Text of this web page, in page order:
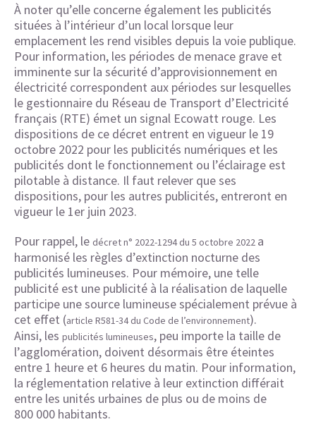
À noter qu’elle concerne également les publicités
situées à l’intérieur d’un local lorsque leur
emplacement les rend visibles depuis la voie publique.
Pour information, les périodes de menace grave et
imminente sur la sécurité d’approvisionnement en
électricité correspondent aux périodes sur lesquelles
le gestionnaire du Réseau de Transport d’Electricité
français (RTE) émet un signal Ecowatt rouge. Les
dispositions de ce décret entrent en vigueur le 19
octobre 2022 pour les publicités numériques et les
publicités dont le fonctionnement ou l’éclairage est
pilotable à distance. Il faut relever que ses
dispositions, pour les autres publicités, entreront en
vigueur le 1er juin 2023.
Pour rappel, le décret n° 2022-1294 du 5 octobre 2022 a
harmonisé les règles d’extinction nocturne des
publicités lumineuses. Pour mémoire, une telle
publicité est une publicité à la réalisation de laquelle
participe une source lumineuse spécialement prévue à
cet effet (article R581-34 du Code de l’environnement).
Ainsi, les publicités lumineuses, peu importe la taille de
l’agglomération, doivent désormais être éteintes
entre 1 heure et 6 heures du matin. Pour information,
la réglementation relative à leur extinction différait
entre les unités urbaines de plus ou de moins de
800 000 habitants.